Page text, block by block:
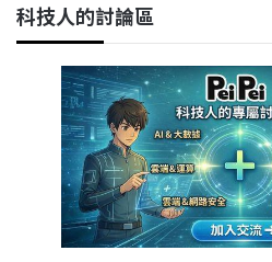
科技人的討論區